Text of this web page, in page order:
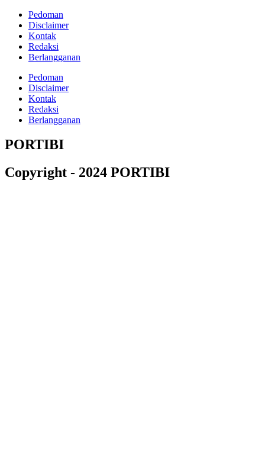
Pedoman
Disclaimer
Kontak
Redaksi
Berlangganan
Pedoman
Disclaimer
Kontak
Redaksi
Berlangganan
PORTIBI
Copyright - 2024 PORTIBI